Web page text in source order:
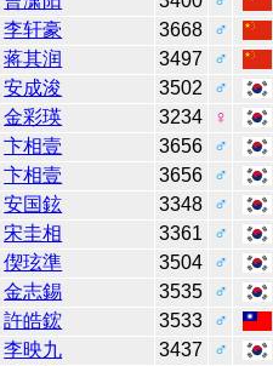
李轩豪 3668
♂
蒋其润 3497
♂
安成浚 3502
♂
金彩瑛 3234
♀
卞相壹 3656
♂
卞相壹 3656
♂
安国鉉 3348
♂
宋圭相 3361
♂
偰玹準 3504
♂
金志錫 3535
♂
許皓鋐 3533
♂
李映九 3437
♂